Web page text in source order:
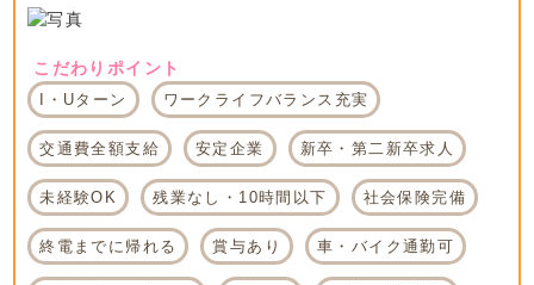
こだわりポイント
I・Uターン ワークライフバランス充実
交通費全額支給 安定企業 新卒・第二新卒求人
未経験OK 残業なし・10時間以下 社会保険完備
終電までに帰れる 賞与あり 車・バイク通勤可